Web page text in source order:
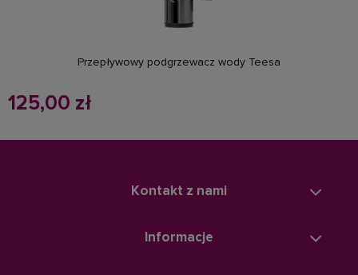
Przepływowy podgrzewacz wody Teesa
125,00 zł
Kontakt z nami
Informacje